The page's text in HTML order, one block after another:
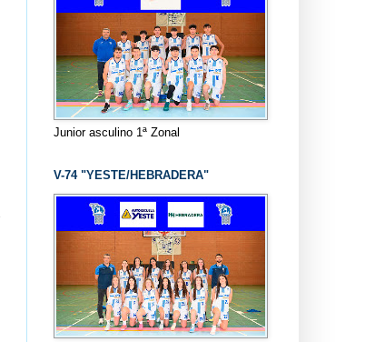
Junior asculino 1ª Zonal
V-74 "YESTE/HEBRADERA"